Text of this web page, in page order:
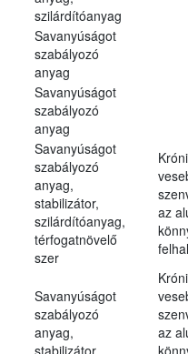
szilárdítóanyag
Savanyúságot
szabályozó
anyag
Savanyúságot
szabályozó
anyag
Savanyúságot
szabályozó
anyag,
stabilizátor,
szilárdítóanyag,
térfogatnövelő
szer
az
Savanyúságot
szabályozó
anyag,
stabilizátor
az